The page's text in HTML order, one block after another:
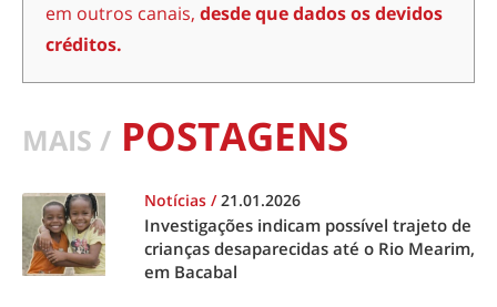
em outros canais, desde que dados os devidos
créditos.
MAIS / POSTAGENS
Notícias /21.01.2026
Investigações indicam possível trajeto de
crianças desaparecidas até o Rio Mearim,
em Bacabal